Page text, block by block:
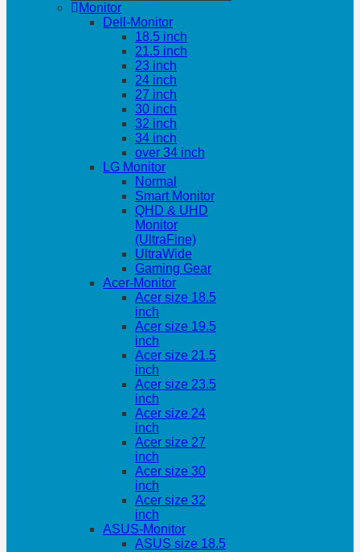
Monitor
Dell-Monitor
18.5 inch
21.5 inch
23 inch
24 inch
27 inch
30 inch
32 inch
34 inch
over 34 inch
LG Monitor
Normal
Smart Monitor
QHD & UHD
Monitor
(UltraFine)
UltraWide
Gaming Gear
Acer-Monitor
Acer size 18.5
inch
Acer size 19.5
inch
Acer size 21.5
inch
Acer size 23.5
inch
Acer size 24
inch
Acer size 27
inch
Acer size 30
inch
Acer size 32
inch
ASUS-Monitor
ASUS size 18.5